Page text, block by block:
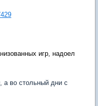
игр, надоел
а во стольный дни с